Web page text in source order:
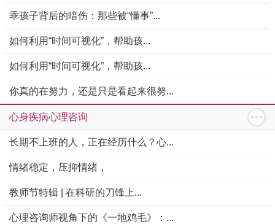
乖孩子背后的暗伤：那些被“懂事”...
如何利用“时间可视化”，帮助孩...
如何利用“时间可视化”，帮助孩...
你真的在努力，还是只是看起来很努...
心身疾病心理咨询
长期不上班的人，正在经历什么？心...
情绪稳定，压抑情绪，
教师节特辑 | 在科研的刀锋上...
心理咨询师视角下的《一地鸡毛》：...